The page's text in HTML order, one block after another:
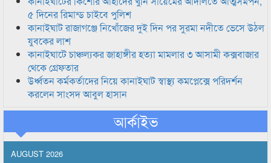
৫ দিনের রিমান্ড চাইবে পুলিশ
কানাইঘাট রাজাগঞ্জে নিখোঁজের দুই দিন পর সুরমা নদীতে ভেসে উঠল
যুবকের লাশ
কানাইঘাটে চাঞ্চল্যকর জাহাঙ্গীর হত্যা মামলার ৩ আসামী কক্সবাজার
থেকে গ্রেফতার
উর্ধ্বতন কর্মকর্তাদের নিয়ে কানাইঘাট স্বাস্থ্য কমপ্লেক্সে পরিদর্শন
করলেন সাংসদ আবুল হাসান
আর্কাইভ
AUGUST 2026